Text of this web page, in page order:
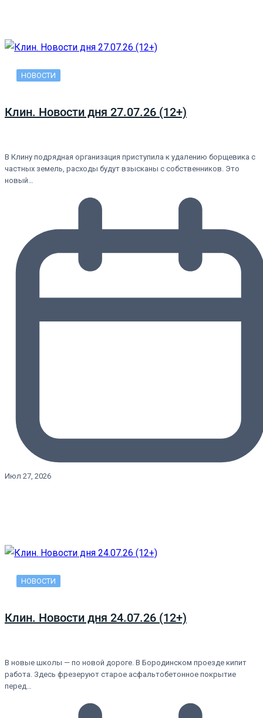
НОВОСТИ
Клин. Новости дня 27.07.26 (12+)
В Клину подрядная организация приступила к удалению борщевика с
частных земель, расходы будут взысканы с собственников. Это
новый…
Июл 27, 2026
НОВОСТИ
Клин. Новости дня 24.07.26 (12+)
В новые школы — по новой дороге. В Бородинском проезде кипит
работа. Здесь фрезеруют старое асфальтобетонное покрытие
перед…